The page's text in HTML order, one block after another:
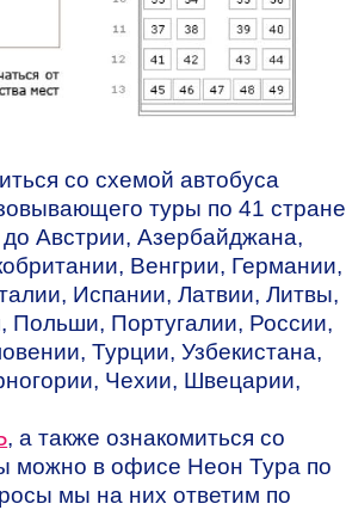
со схемой автобуса
туры по 41 стране
Австрии, Азербайджана,
Венгрии, Германии,
Испании, Латвии, Литвы,
Польши, Португалии, России,
Турции, Узбекистана,
Чехии, Швецарии,
, а также ознакомиться со
можно в офисе Неон Тура по
мы на них ответим по